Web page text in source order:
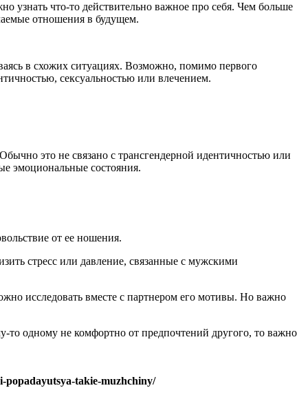
узнать что-то действительно важное про себя. Чем больше
отношения в будущем.
в схожих ситуациях. Возможно, помимо первого
сексуальностью или влечением.
это не связано с трансгендерной идентичностью или
эмоциональные состояния.
от ее ношения.
стресс или давление, связанные с мужскими
исследовать вместе с партнером его мотивы. Но важно
одному не комфортно от предпочтений другого, то важно
popadayutsya-takie-muzhchiny/